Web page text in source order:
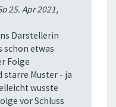
25. Apr 2021,
Darstellerin
schon etwas
Folge
starre Muster - ja
wusste
vor Schluss